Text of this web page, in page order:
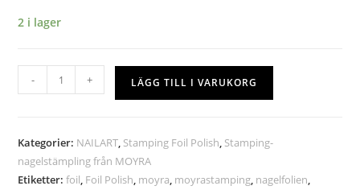
2 i lager
- + LÄGG TILL I VARUKORG
Kategorier: NAILART, Stamping Foil Polish, Stamping-
nagelstämpling från MOYRA
Etiketter:foil, Foil Polish, moyra, moyrastamping, nagelfolien,